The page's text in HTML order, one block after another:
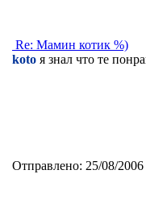
Re: Мамин котик %)
koto я знал что те
Отправлено: 25/08/